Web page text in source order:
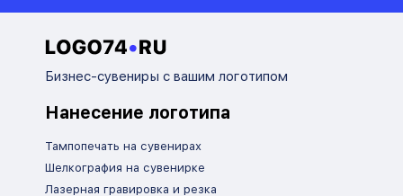
Бизнес-сувениры с вашим логотипом
Нанесение логотипа
Тампопечать на сувенирах
Шелкография на сувенирке
Лазерная гравировка и резка